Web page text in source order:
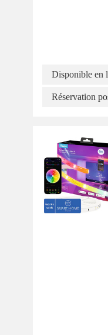
Disponible en
Réservation